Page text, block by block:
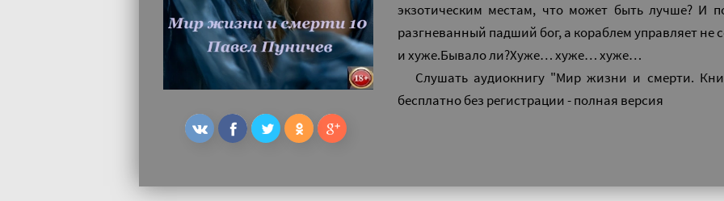
экзотическим местам, что может быть лучше? И
разгневанный падший бог, а кораблем управляет
и хуже.Бывало ли?Хуже… хуже… хуже…
Слушать аудиокнигу "Мир жизни и смерти.
бесплатно без регистрации - полная версия